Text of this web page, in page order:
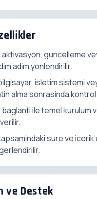
aktivasyon, guncelleme
adim yonlendirilir.
isletim sistemi
alma sonrasinda kontrol
ile temel kurulum
sure ve icerik
ve Destek